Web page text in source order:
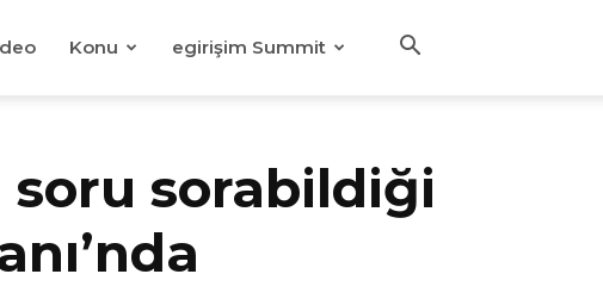
Konu egirişim Summit
sorabildiği